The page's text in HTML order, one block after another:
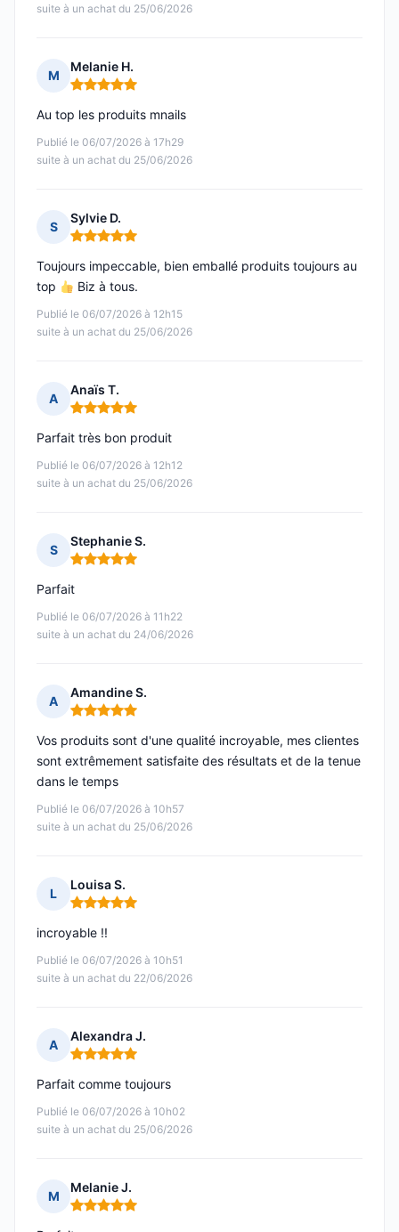
suite à un achat du 25/06/2026
M
Melanie H.
Note : 5 sur 5
Publié le 06/07/2026 à 17h29
suite à un achat du 25/06/2026
Au top les produits mnails
S
Sylvie D.
Note : 5 sur 5
Publié le 06/07/2026 à 12h15
suite à un achat du 25/06/2026
Toujours impeccable, bien emballé produits toujours au
top
Biz à tous.
A
Anaïs T.
Note : 5 sur 5
Publié le 06/07/2026 à 12h12
suite à un achat du 25/06/2026
Parfait très bon produit
S
Stephanie S.
Note : 5 sur 5
Publié le 06/07/2026 à 11h22
suite à un achat du 24/06/2026
Parfait
A
Amandine S.
Note : 5 sur 5
Publié le 06/07/2026 à 10h57
suite à un achat du 25/06/2026
Vos produits sont d'une qualité incroyable, mes clientes
sont extrêmement satisfaite des résultats et de la tenue
dans le temps
L
Louisa S.
Note : 5 sur 5
Publié le 06/07/2026 à 10h51
suite à un achat du 22/06/2026
incroyable !!
A
Alexandra J.
Note : 5 sur 5
Publié le 06/07/2026 à 10h02
suite à un achat du 25/06/2026
Parfait comme toujours
M
Melanie J.
Note : 5 sur 5